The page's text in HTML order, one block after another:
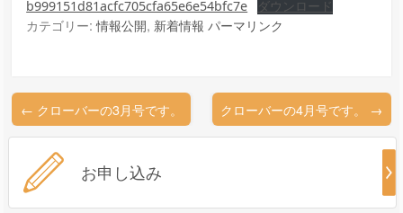
b999151d81acfc705cfa65e6e54bfc7e ダウンロード
カテゴリー:情報公開, 新着情報 パーマリンク
← クローバーの3月号です。 クローバーの4月号です。 →
お申し込み